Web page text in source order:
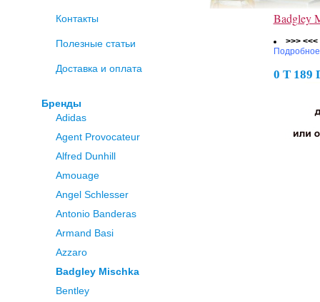
Контакты
Полезные статьи
Доставка и оплата
Бренды
Adidas
Agent Provocateur
Alfred Dunhill
Amouage
Angel Schlesser
Antonio Banderas
Armand Basi
Azzaro
Badgley Mischka
Bentley
Badgley
>>> <<<
0 Т 189